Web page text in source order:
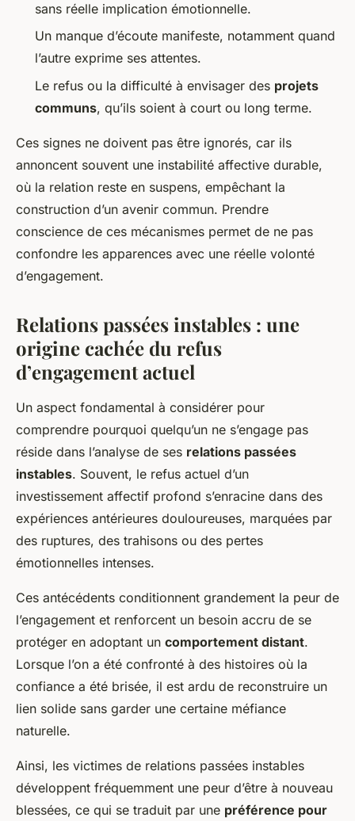
sans réelle implication émotionnelle.
Un manque d’écoute manifeste, notamment quand
l’autre exprime ses attentes.
Le refus ou la difficulté à envisager des projets
communs, qu’ils soient à court ou long terme.
Ces signes ne doivent pas être ignorés, car ils
annoncent souvent une instabilité affective durable,
où la relation reste en suspens, empêchant la
construction d’un avenir commun. Prendre
conscience de ces mécanismes permet de ne pas
confondre les apparences avec une réelle volonté
d’engagement.
Relations passées instables : une
origine cachée du refus
d’engagement actuel
Un aspect fondamental à considérer pour
comprendre pourquoi quelqu’un ne s’engage pas
réside dans l’analyse de ses relations passées
instables. Souvent, le refus actuel d’un
investissement affectif profond s’enracine dans des
expériences antérieures douloureuses, marquées par
des ruptures, des trahisons ou des pertes
émotionnelles intenses.
Ces antécédents conditionnent grandement la peur de
l’engagement et renforcent un besoin accru de se
protéger en adoptant un comportement distant.
Lorsque l’on a été confronté à des histoires où la
confiance a été brisée, il est ardu de reconstruire un
lien solide sans garder une certaine méfiance
naturelle.
Ainsi, les victimes de relations passées instables
développent fréquemment une peur d’être à nouveau
blessées, ce qui se traduit par une préférence pour